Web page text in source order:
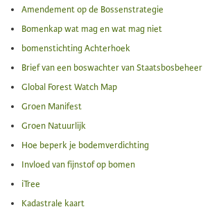
Amendement op de Bossenstrategie
Bomenkap wat mag en wat mag niet
bomenstichting Achterhoek
Brief van een boswachter van Staatsbosbeheer
Global Forest Watch Map
Groen Manifest
Groen Natuurlijk
Hoe beperk je bodemverdichting
Invloed van fijnstof op bomen
iTree
Kadastrale kaart